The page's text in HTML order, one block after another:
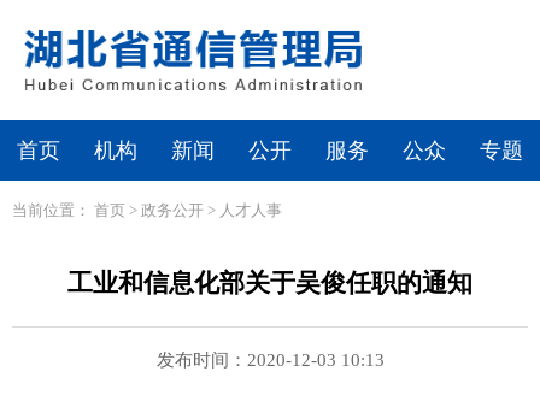
首页 机构 新闻 公开 服务 公众 专题
当前位置： 首页 > 政务公开 > 人才人事
工业和信息化部关于吴俊任职的通知
发布时间：2020-12-03 10:13